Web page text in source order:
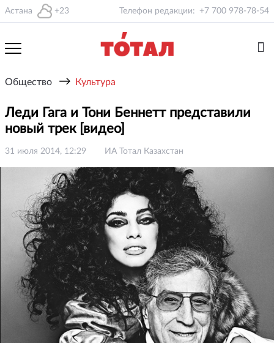
Астана +23 Телефон редакции: +7 700 978-78-54
Общество → Культура
Леди Гага и Тони Беннетт представили
новый трек [видео]
31 июля 2014, 12:29 ИА Тотал Казахстан